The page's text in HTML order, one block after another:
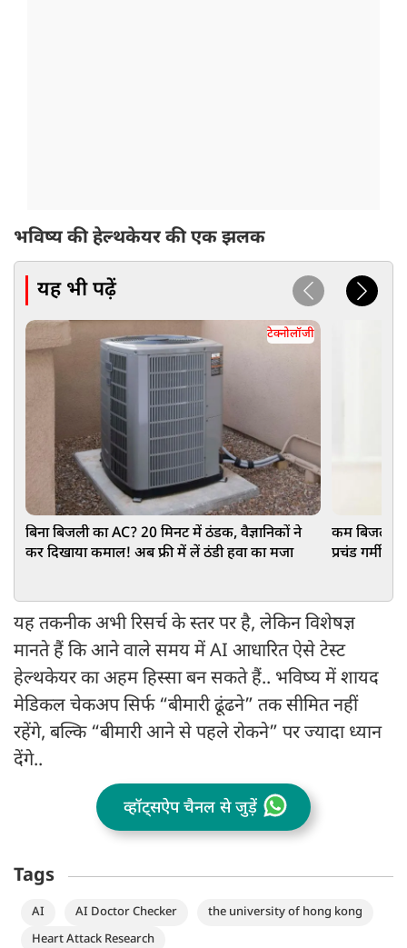
भविष्य की हेल्थकेयर की एक झलक
यह भी पढ़ें
टेक्नोलॉजी
बिना बिजली का AC? 20 मिनट में ठंडक, वैज्ञानिकों ने
कर दिखाया कमाल! अब फ्री में लें ठंडी हवा का मजा
कम बिजली,
प्रचंड गर्मी में
यह तकनीक अभी रिसर्च के स्तर पर है, लेकिन विशेषज्ञ
मानते हैं कि आने वाले समय में AI आधारित ऐसे टेस्ट
हेल्थकेयर का अहम हिस्सा बन सकते हैं.. भविष्य में शायद
मेडिकल चेकअप सिर्फ “बीमारी ढूंढने” तक सीमित नहीं
रहेंगे, बल्कि “बीमारी आने से पहले रोकने” पर ज्यादा ध्यान
देंगे..
व्हॉट्सऐप चैनल से जुड़ें
Tags
AI AI Doctor Checker
the university of hong kong
Heart Attack Research